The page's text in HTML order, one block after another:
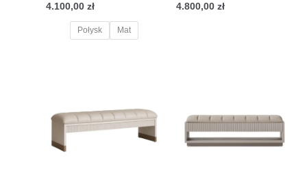
4.100,00 zł
Połysk Mat
4.800,00zł